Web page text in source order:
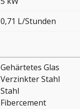
0,71 L/Stunden
Gehärtetes Glas
Verzinkter Stahl
Stahl
Fibercement